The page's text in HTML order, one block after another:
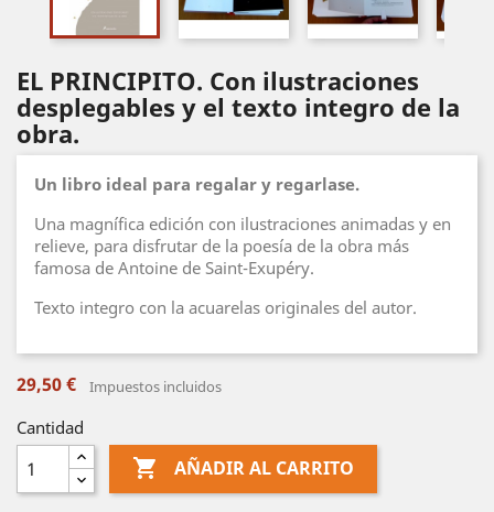
EL PRINCIPITO. Con ilustraciones
desplegables y el texto integro de la
obra.
Un libro ideal para regalar y regarlase.
Una magnífica edición con ilustraciones animadas y en
relieve, para disfrutar de la poesía de la obra más
famosa de Antoine de Saint-Exupéry.
Texto integro con la acuarelas originales del autor.
29,50 € Impuestos incluidos
Cantidad
 AÑADIR AL CARRITO